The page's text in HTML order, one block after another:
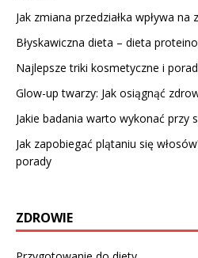
Jak zmiana przedziałka wpływa
Błyskawiczna dieta – dieta
Najlepsze triki kosmetyczne i
Glow-up twarzy: Jak osiągnąć
Jakie badania warto wykonać przy
Jak zapobiegać plątaniu się
porady
ZDROWIE